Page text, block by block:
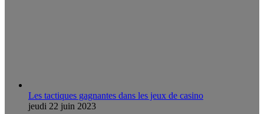
Les tactiques gagnantes dans les jeux de casino
jeudi 22 juin 2023